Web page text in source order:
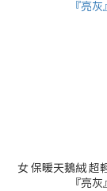
女 保暖天鵝絨 超
『亮灰』